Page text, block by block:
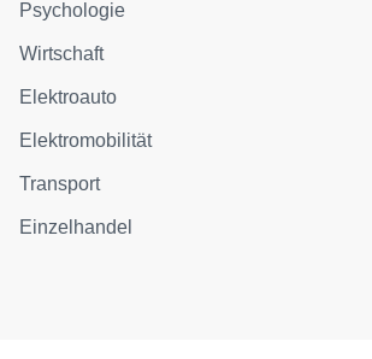
Psychologie
Wirtschaft
Elektroauto
Elektromobilität
Transport
Einzelhandel